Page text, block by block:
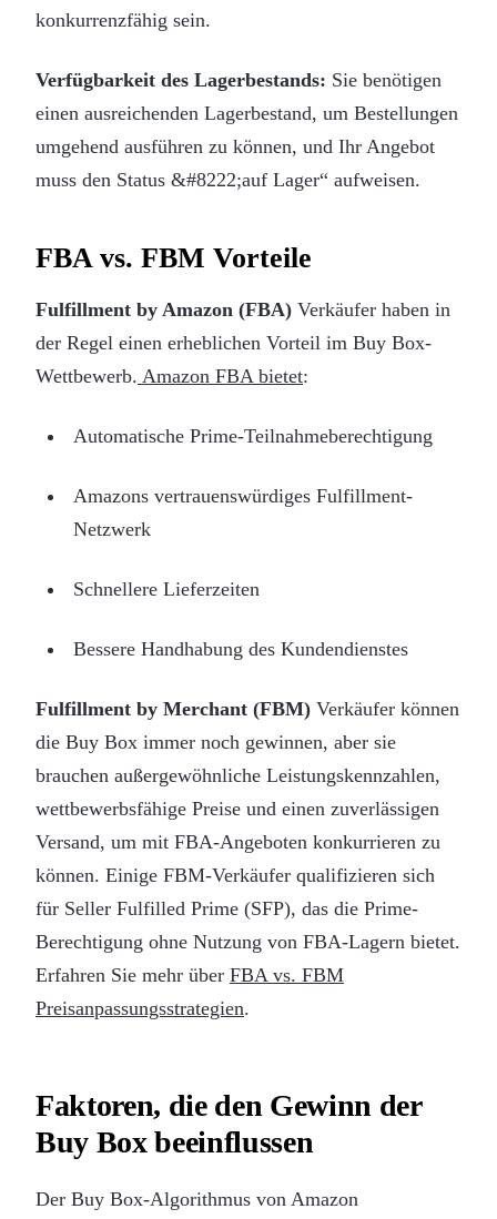
konkurrenzfähig sein.
Verfügbarkeit des Lagerbestands: Sie benötigen
einen ausreichenden Lagerbestand, um Bestellungen
umgehend ausführen zu können, und Ihr Angebot
muss den Status &#8222;auf Lager“ aufweisen.
FBA vs. FBM Vorteile
Fulfillment by Amazon (FBA) Verkäufer haben in
der Regel einen erheblichen Vorteil im Buy Box-
Wettbewerb. Amazon FBA bietet:
Automatische Prime-Teilnahmeberechtigung
Amazons vertrauenswürdiges Fulfillment-
Netzwerk
Schnellere Lieferzeiten
Bessere Handhabung des Kundendienstes
Fulfillment by Merchant (FBM) Verkäufer können
die Buy Box immer noch gewinnen, aber sie
brauchen außergewöhnliche Leistungskennzahlen,
wettbewerbsfähige Preise und einen zuverlässigen
Versand, um mit FBA-Angeboten konkurrieren zu
können. Einige FBM-Verkäufer qualifizieren sich
für Seller Fulfilled Prime (SFP), das die Prime-
Berechtigung ohne Nutzung von FBA-Lagern bietet.
Erfahren Sie mehr über FBA vs. FBM
Preisanpassungsstrategien.
Faktoren, die den Gewinn der
Buy Box beeinflussen
Der Buy Box-Algorithmus von Amazon